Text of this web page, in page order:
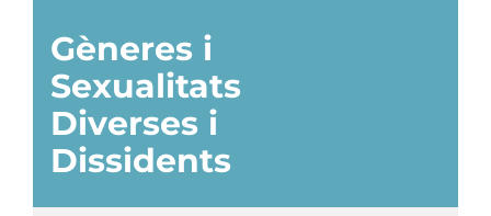
Gèneres i
Sexualitats
Diverses i
Dissidents